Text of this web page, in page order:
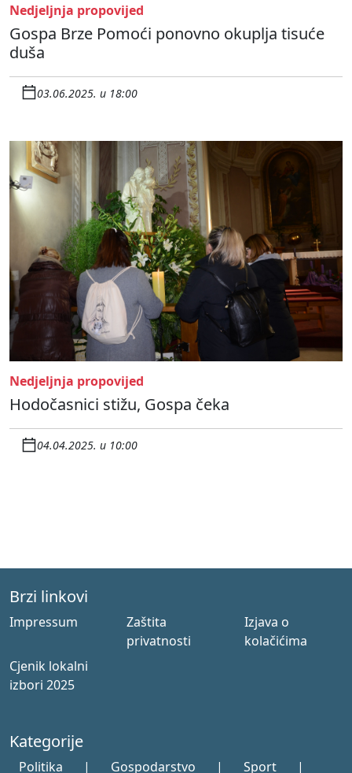
Nedjeljnja propovijed
Gospa Brze Pomoći ponovno okuplja tisuće
duša
03.06.2025. u 18:00
Nedjeljnja propovijed
Hodočasnici stižu, Gospa čeka
04.04.2025. u 10:00
Brzi linkovi
Impressum
Zaštita
privatnosti
Izjava o
kolačićima
Cjenik lokalni
izbori 2025
Kategorije
Politika | Gospodarstvo | Sport |